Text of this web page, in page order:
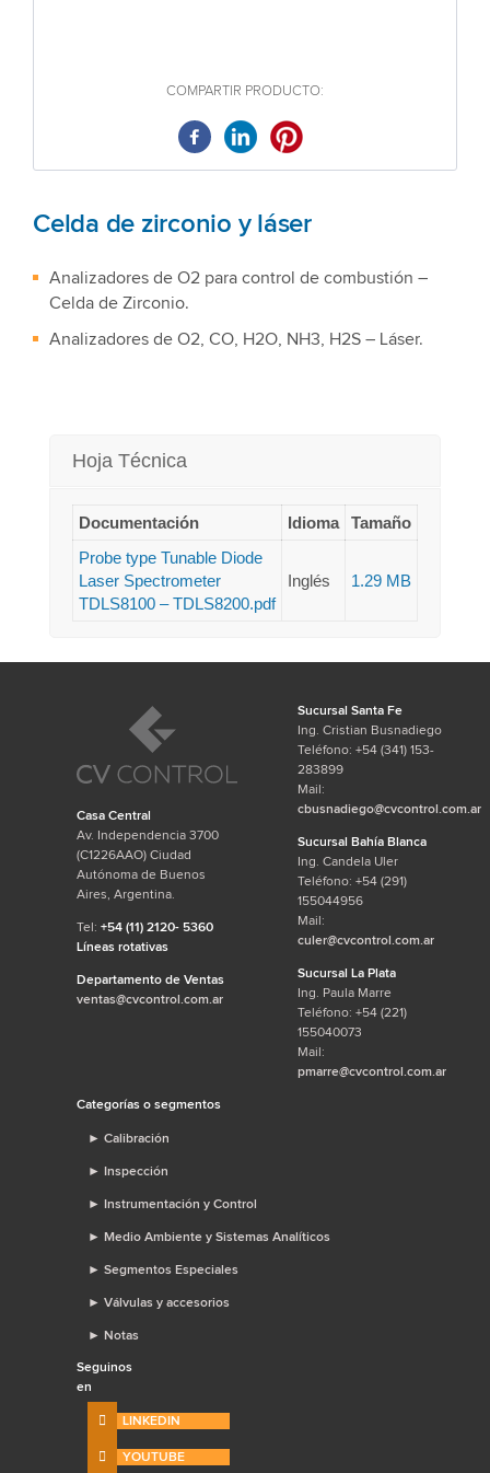
COMPARTIR PRODUCTO:
Celda de zirconio y láser
Analizadores de O2 para control de combustión –
Celda de Zirconio.
Analizadores de O2, CO, H2O, NH3, H2S – Láser.
Hoja Técnica
Documentación Idioma
Tamaño
Probe type Tunable Diode
Laser Spectrometer
TDLS8100 – TDLS8200.pdf
Inglés 1.29 MB
Casa Central
Av. Independencia 3700
(C1226AAO) Ciudad
Autónoma de Buenos
Aires, Argentina.
Tel: +54 (11) 2120- 5360
Líneas rotativas
Departamento de Ventas
ventas@cvcontrol.com.ar
Sucursal Santa Fe
Ing. Cristian Busnadiego
Teléfono: +54 (341) 153-
283899
Mail:
cbusnadiego@cvcontrol.com.ar
Sucursal Bahía Blanca
Ing. Candela Uler
Teléfono: +54 (291)
155044956
Mail:
culer@cvcontrol.com.ar
Sucursal La Plata
Ing. Paula Marre
Teléfono: +54 (221)
155040073
Mail:
pmarre@cvcontrol.com.ar
Categorías o segmentos
► Calibración
► Inspección
► Instrumentación y Control
► Medio Ambiente y Sistemas Analíticos
► Segmentos Especiales
► Válvulas y accesorios
► Notas
Seguinos
en
LINKEDIN
YOUTUBE